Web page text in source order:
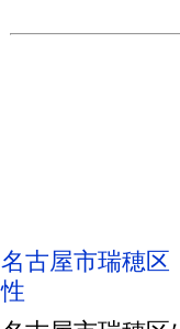
名古屋市瑞穂
性